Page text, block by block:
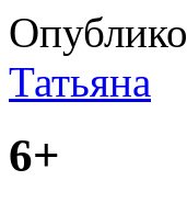
Татьяна
6+